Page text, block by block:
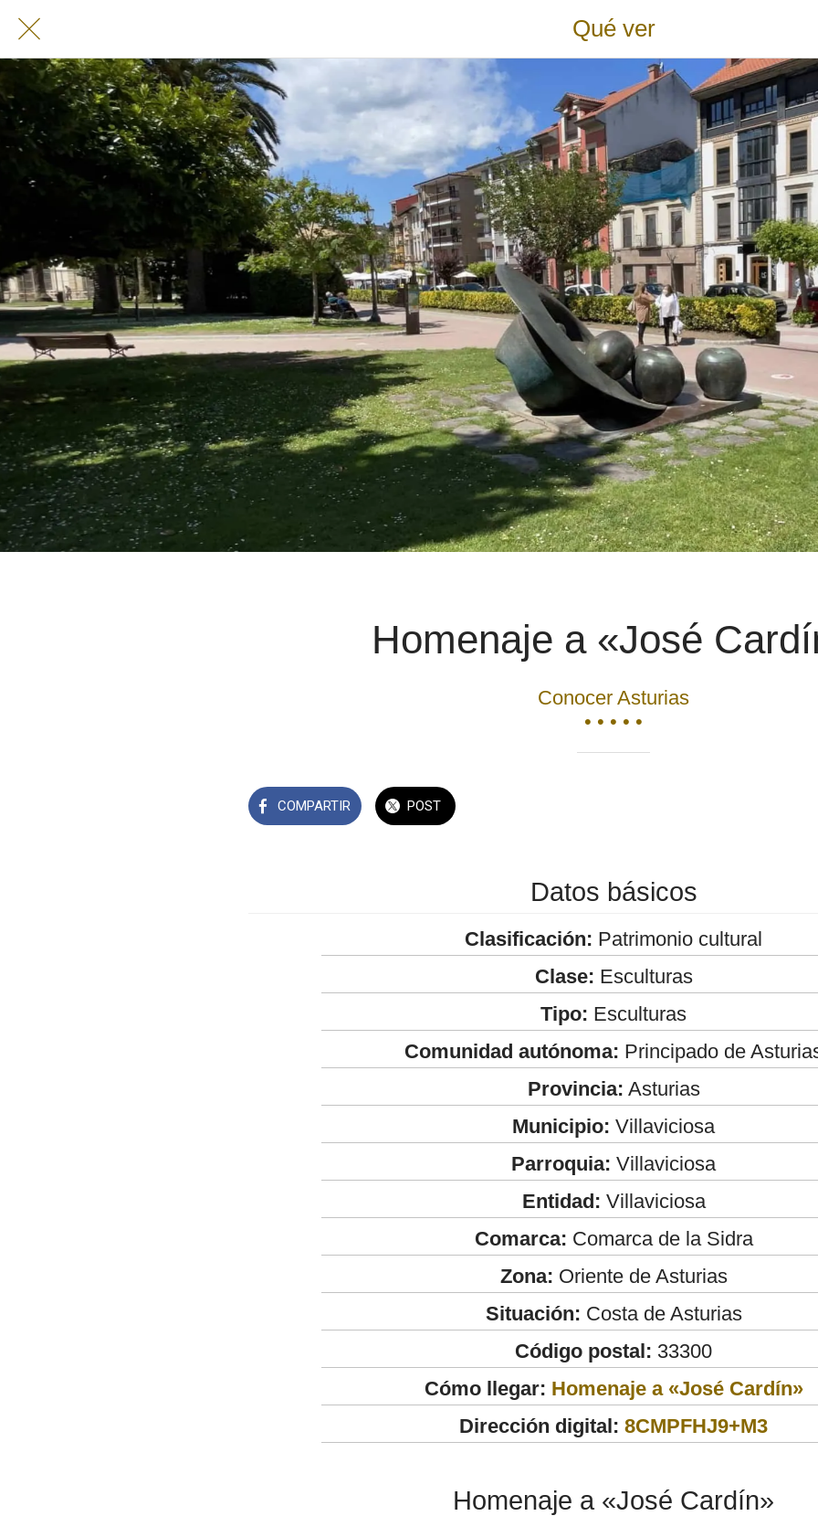
Qué ver
Homenaje a «José
Conocer Asturias
• • • • •
COMPARTIR POST
Datos básicos
Clasificación: Patrimonio cultural
Clase: Esculturas
Tipo: Esculturas
Comunidad autónoma: Principado de
Provincia: Asturias
Municipio: Villaviciosa
Parroquia: Villaviciosa
Entidad: Villaviciosa
Comarca: Comarca de la Sidra
Zona: Oriente de Asturias
Situación: Costa de Asturias
Código postal: 33300
Cómo llegar: Homenaje a «José Cardín»
Dirección digital: 8CMPFHJ9+M3
Homenaje a «José Cardín»